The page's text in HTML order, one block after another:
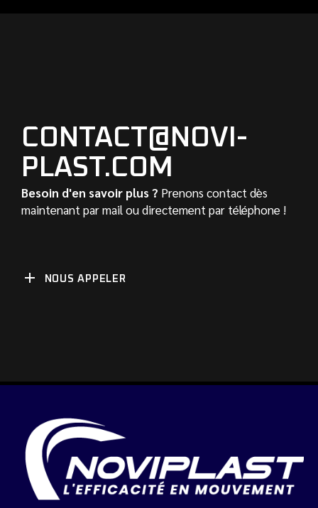
CONTACT@NOVI-
PLAST.COM
Besoin d'en savoir plus ? Prenons contact dès
maintenant par mail ou directement par téléphone !
NOUS APPELER